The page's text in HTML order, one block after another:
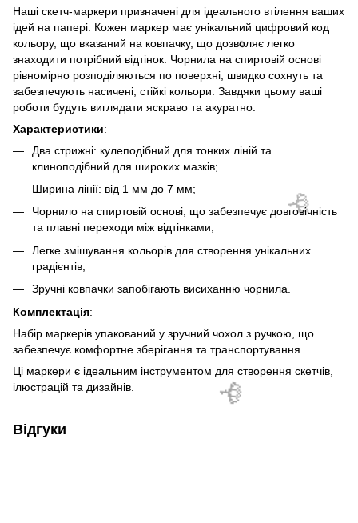
Наші скетч-маркери призначені для ідеального втілення ваших
ідей на папері. Кожен маркер має унікальний цифровий код
кольору, що вказаний на ковпачку, що дозволяє легко
знаходити потрібний відтінок. Чорнила на спиртовій основі
рівномірно розподіляються по поверхні, швидко сохнуть та
забезпечують насичені, стійкі кольори. Завдяки цьому ваші
роботи будуть виглядати яскраво та акуратно.
Характеристики:
Два стрижні: кулеподібний для тонких ліній та
клиноподібний для широких мазків;
Ширина лінії: від 1 мм до 7 мм;
Чорнило на спиртовій основі, що забезпечує довговічність
та плавні переходи між відтінками;
Легке змішування кольорів для створення унікальних
градієнтів;
Зручні ковпачки запобігають висиханню чорнила.
Комплектація:
Набір маркерів упакований у зручний чохол з ручкою, що
забезпечує комфортне зберігання та транспортування.
Ці маркери є ідеальним інструментом для створення скетчів,
ілюстрацій та дизайнів.
Відгуки
🌹
🌹